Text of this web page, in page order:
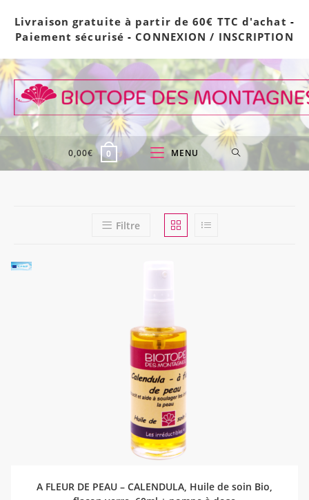
content
Livraison gratuite à partir de 60€ TTC d'achat -
Paiement sécurisé - CONNEXION / INSCRIPTION
0,00€ 0 MENU
Filtre
A FLEUR DE PEAU – CALENDULA, Huile de soin Bio,